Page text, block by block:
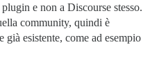
e non a Discourse stesso.
community, quindi è
già esistente, come ad esempio